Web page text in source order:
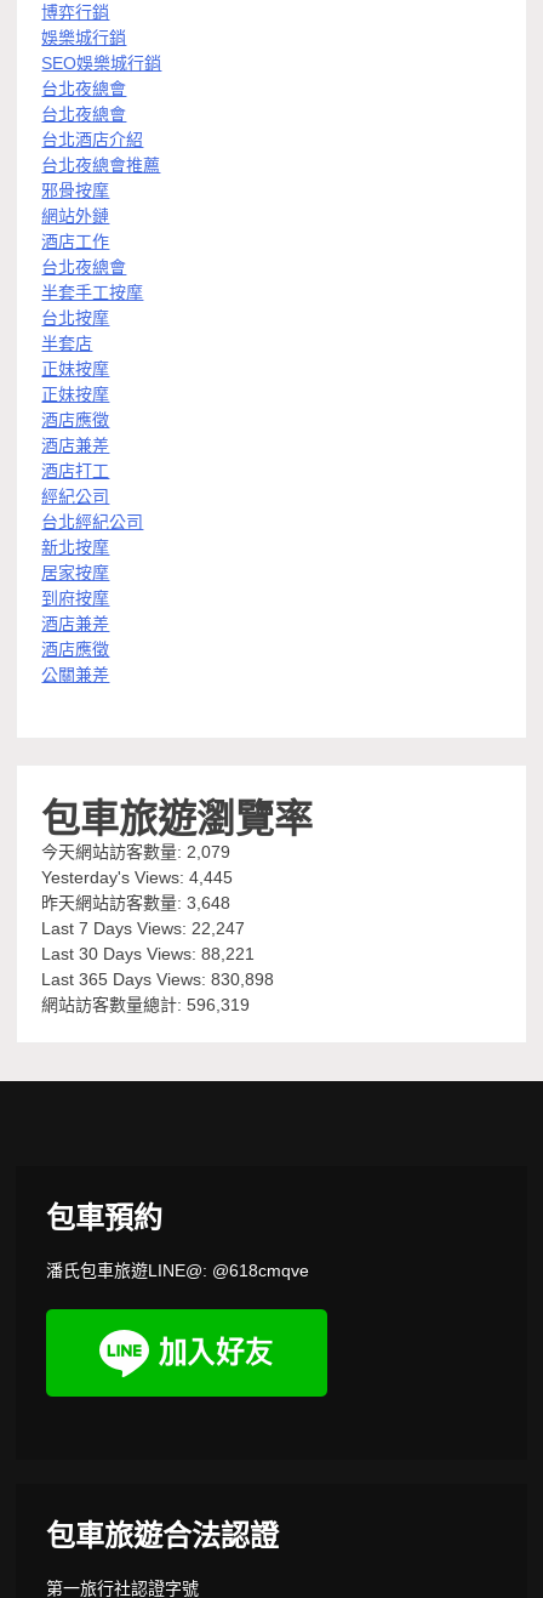
博弈行銷
娛樂城行銷
SEO娛樂城行銷
台北夜總會
台北夜總會
台北酒店介紹
台北夜總會推薦
邪骨按摩
網站外鏈
酒店工作
台北夜總會
半套手工按摩
台北按摩
半套店
正妹按摩
正妹按摩
酒店應徵
酒店兼差
酒店打工
經紀公司
台北經紀公司
新北按摩
居家按摩
到府按摩
酒店兼差
酒店應徵
公關兼差
包車旅遊瀏覽率
今天網站訪客數量:2,079
Yesterday's Views:4,445
昨天網站訪客數量:3,648
Last 7 Days Views:22,247
Last 30 Days Views:88,221
Last 365 Days Views:830,898
網站訪客數量總計:596,319
包車預約
潘氏包車旅遊LINE@: @618cmqve
包車旅遊合法認證
第一旅行社認證字號